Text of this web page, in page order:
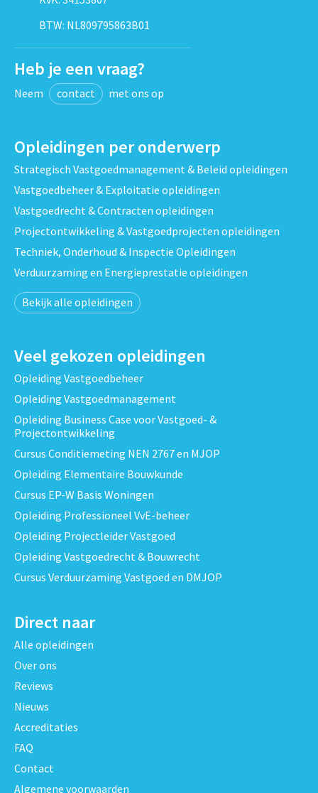
BTW: NL809795863B01
Heb je een vraag?
Neem contact met ons op
Opleidingen per onderwerp
Strategisch Vastgoedmanagement & Beleid opleidingen
Vastgoedbeheer & Exploitatie opleidingen
Vastgoedrecht & Contracten opleidingen
Projectontwikkeling & Vastgoedprojecten opleidingen
Techniek, Onderhoud & Inspectie Opleidingen
Verduurzaming en Energieprestatie opleidingen
Bekijk alle opleidingen
Veel gekozen opleidingen
Opleiding Vastgoedbeheer
Opleiding Vastgoedmanagement
Opleiding Business Case voor Vastgoed- &
Projectontwikkeling
Cursus Conditiemeting NEN 2767 en MJOP
Opleiding Elementaire Bouwkunde
Cursus EP-W Basis Woningen
Opleiding Professioneel VvE-beheer
Opleiding Projectleider Vastgoed
Opleiding Vastgoedrecht & Bouwrecht
Cursus Verduurzaming Vastgoed en DMJOP
Direct naar
Alle opleidingen
Over ons
Reviews
Nieuws
Accreditaties
FAQ
Contact
Algemene voorwaarden